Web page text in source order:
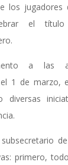
los jugadores
el
a las
1 de marzo,
diversas
primero,